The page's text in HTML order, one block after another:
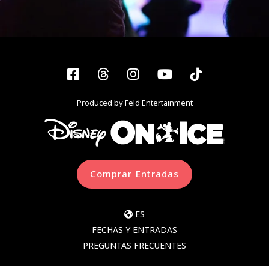
Facebook
ThreadsInstagram
YouTubeTiktok
Produced by Feld Entertainment
Comprar Entradas
ES
FECHAS Y ENTRADAS
PREGUNTAS FRECUENTES